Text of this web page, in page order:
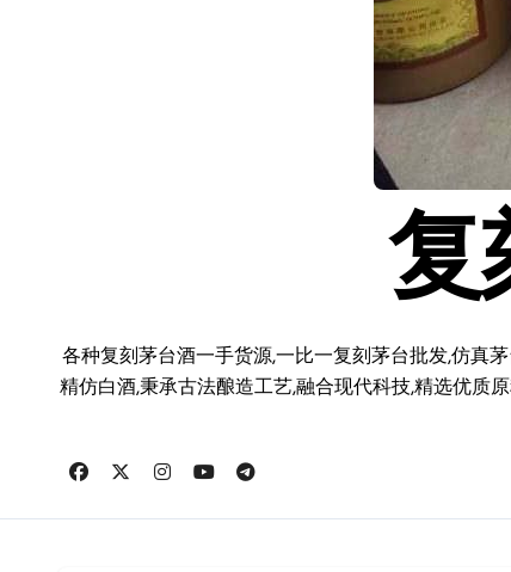
复
各种复刻茅台酒一手货源,一比一复刻茅台批发,仿真
精仿白酒,秉承古法酿造工艺,融合现代科技,精选优质